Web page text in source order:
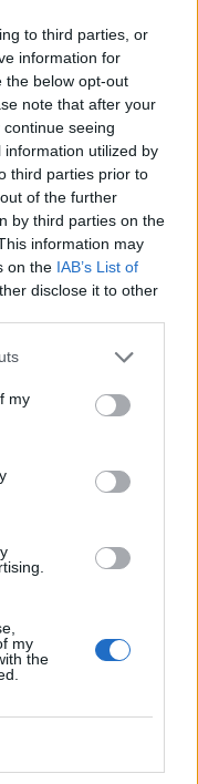
to third parties, or
information for
the below opt-out
note that after your
seeing
utilized by
third parties prior to
of the further
by third parties on the
information may
on the IAB’s List of
disclose it to other
my
my
the
στη Novibet με το
Γκολ
η FIFA:
Μάλαγα»